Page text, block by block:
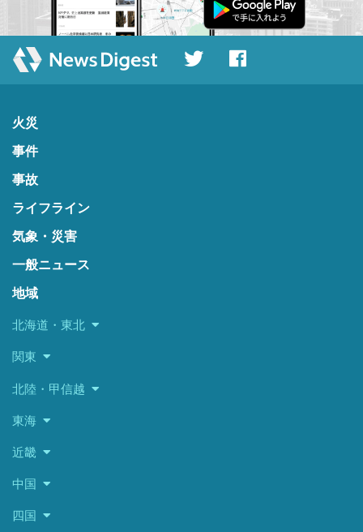
火災
事件
事故
ライフライン
気象・災害
一般ニュース
地域
北海道・東北
関東
北陸・甲信越
東海
近畿
中国
四国